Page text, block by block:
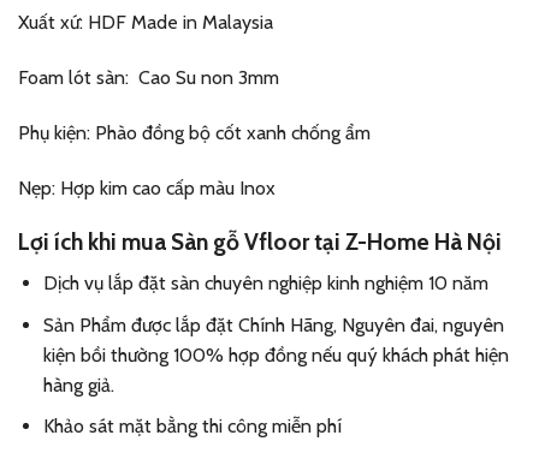
Xuất xứ: HDF Made in Malaysia
Foam lót sàn: Cao Su non 3mm
Phụ kiện: Phào đồng bộ cốt xanh chống ẩm
Nẹp: Hợp kim cao cấp màu Inox
Lợi ích khi mua Sàn gỗ Vfloor tại Z-Home Hà Nội
Dịch vụ lắp đặt sàn chuyên nghiệp kinh nghiệm 10 năm
Sản Phẩm được lắp đặt Chính Hãng, Nguyên đai, nguyên
kiện bồi thường 100% hợp đồng nếu quý khách phát hiện
hàng giả.
Khảo sát mặt bằng thi công miễn phí